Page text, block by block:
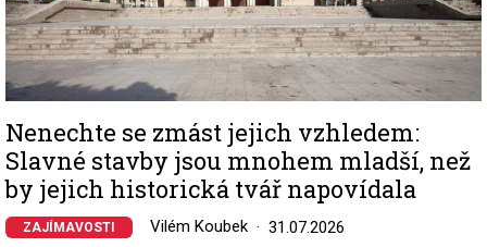
Nenechte se zmást jejich vzhledem:
Slavné stavby jsou mnohem mladší, než
by jejich historická tvář napovídala
ZAJÍMAVOSTI Vilém Koubek 31.07.2026